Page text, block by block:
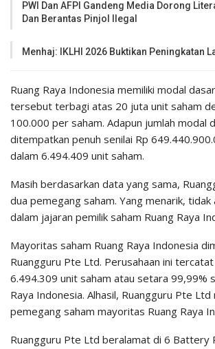
PWI Dan AFPI Gandeng Media Dorong
Dan Berantas Pinjol Ilegal
Menhaj: IKLHI 2026 Buktikan Peningkatan
Ruang Raya Indonesia memiliki modal
tersebut terbagi atas 20 juta unit saham
100.000 per saham. Adapun jumlah modal
ditempatkan penuh senilai Rp
dalam 6.494.409 unit saham.
Masih berdasarkan data yang sama,
dua pemegang saham. Yang menarik, tidak
dalam jajaran pemilik saham Ruang Raya
Mayoritas saham Ruang Raya Indonesia
Ruangguru Pte Ltd. Perusahaan ini
6.494.309 unit saham atau setara 99,99%
Raya Indonesia. Alhasil, Ruangguru Pte Ltd
pemegang saham mayoritas Ruang Raya
Ruangguru Pte Ltd beralamat di 6 Battery